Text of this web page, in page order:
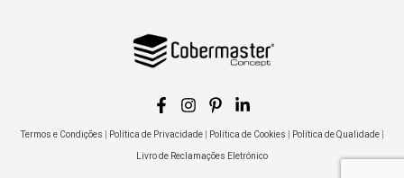
Termos e Condições Política de Privacidade| Política de Cookies Política de Qualidade|
Livro de Reclamações Eletrónico